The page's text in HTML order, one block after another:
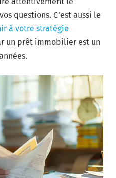
questions. C’est aussi le
à votre stratégie
un prêt immobilier est un